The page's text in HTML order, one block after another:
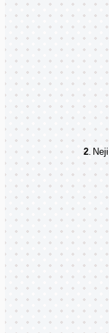
2. Neji